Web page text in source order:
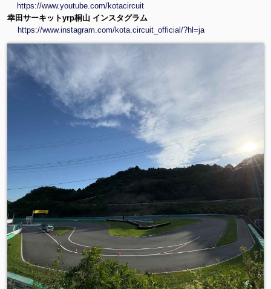
https://www.youtube.com/kotacircuit
幸田サーキットyrp桐山 インスタグラム
https://www.instagram.com/kota.circuit_official/?hl=ja